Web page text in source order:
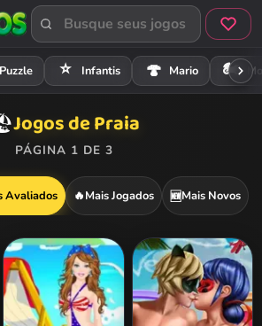
Puzzle ⭐ Infantis 🍄 Mario 🏍️
Jogos de Praia
PÁGINA 1 DE 3
Avaliados 🔥Mais Jogados 🆕Mais Novos